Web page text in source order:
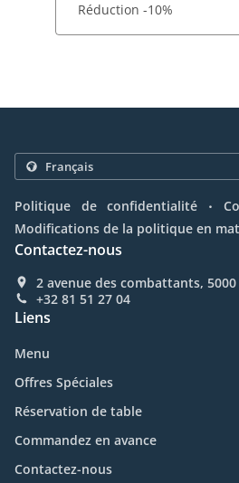
Réduction -10%
Politique de confidentialité .
Modifications de la politique en
Contactez-nous
2 avenue des combattants,
+32 81 51 27 04
Liens
Menu
Offres Spéciales
Réservation de table
Commandez en avance
Contactez-nous